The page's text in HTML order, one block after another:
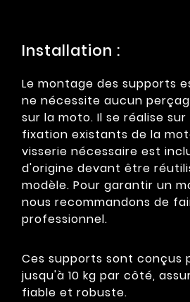
Installation :
Le montage des supports
ne nécessite aucun
sur la moto. Il se réalise
fixation existants de la
visserie nécessaire est
d'origine devant être
modèle. Pour garantir un
nous recommandons de
professionnel.
Ces supports sont conçus
jusqu'à 10 kg par côté,
fiable et robuste.